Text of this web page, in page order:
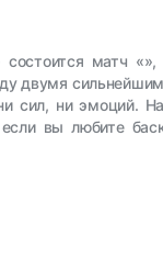
состоится матч
двумя
сил, ни эмоций.
вы любите